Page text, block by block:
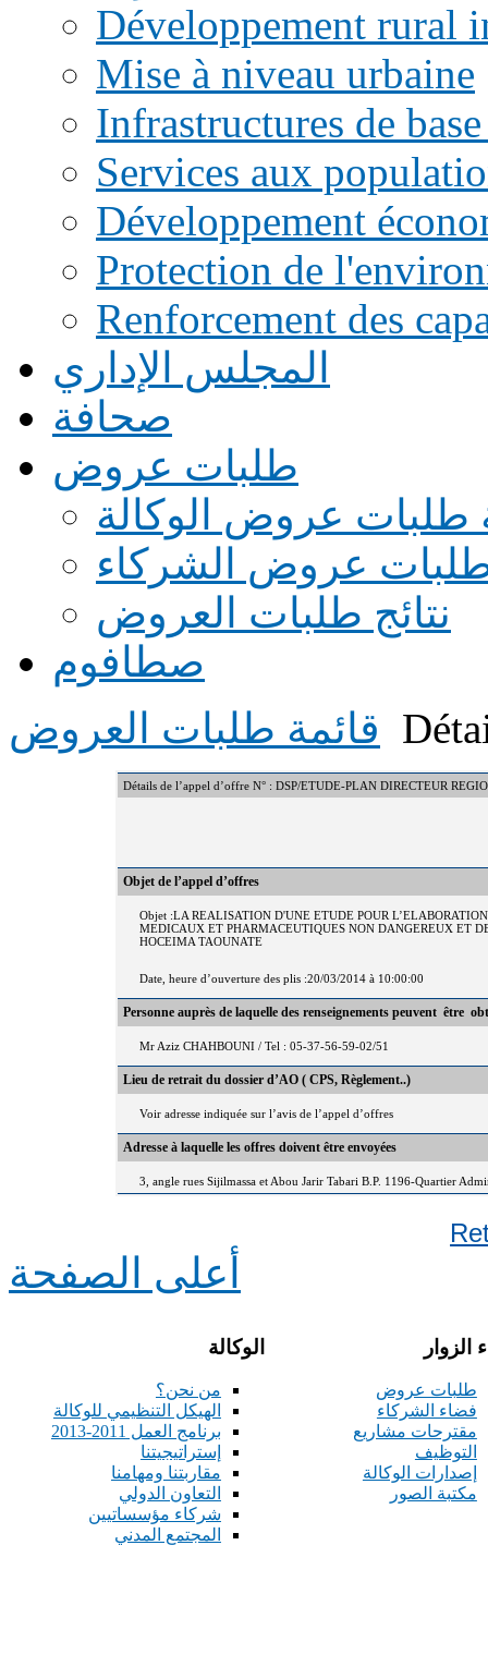
Développement rural
Mise à niveau urbaine
Infrastructures de
Services aux
Développement
Protection de
Renforcement des
المجلس الإداري
صحافة
طلبات عروض
طلبات عروض الوكالة
طلبات عروض الشركاء
نتائج طلبات العروض
صطافوم
قائمة طلبات العروض
Détails de l’appel d’offre N° : DSP/ETUDE-PLAN DIRECTEUR
Objet de l’appel d’offres
Objet :LA REALISATION D'UNE ETUDE POUR
MEDICAUX ET PHARMACEUTIQUES NON DANGEREUX ET
HOCEIMA TAOUNATE
Date, heure d’ouverture des plis :20/03/2014 à 10:00:00
Personne auprès de laquelle des renseignements peuvent être
Mr Aziz CHAHBOUNI / Tel : 05-37-56-59-02/51
Lieu de retrait du dossier d’AO ( CPS, Règlement..)
Voir adresse indiquée sur l’avis de l’appel d’offres
Adresse à laquelle les offres doivent être envoyées
3, angle rues Sijilmassa et Abou Jarir Tabari B.P. 1196-Quartier
أعلى الصفحة
الوكالة
من نحن؟
الهيكل التنظيمي للوكالة
برنامج العمل 2011-2013
إستراتيجيتنا
مقاربتنا ومهامنا
التعاون الدولي
شركاء مؤسساتيين
المجتمع المدني
الزوار
طلبات عروض
فضاء الشركاء
مقترحات مشاريع
التوظيف
إصدارات الوكالة
مكتبة الصور